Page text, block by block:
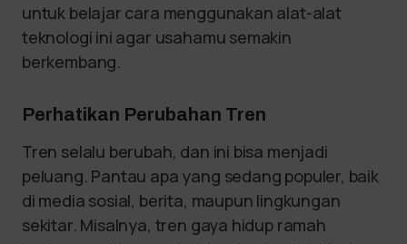
untuk belajar cara menggunakan alat-alat
teknologi ini agar usahamu semakin
berkembang.
Perhatikan Perubahan Tren
Tren selalu berubah, dan ini bisa menjadi
peluang. Pantau apa yang sedang populer, baik
di media sosial, berita, maupun lingkungan
sekitar. Misalnya, tren gaya hidup ramah